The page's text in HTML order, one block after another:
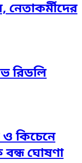
নেতাকর্মীদের
রিডলি
কিচেনে
ঘোষণা